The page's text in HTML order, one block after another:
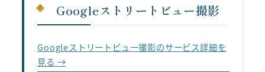
Googleストリートビュー撮影
Googleストリートビュー撮影のサービス詳細を
見る →